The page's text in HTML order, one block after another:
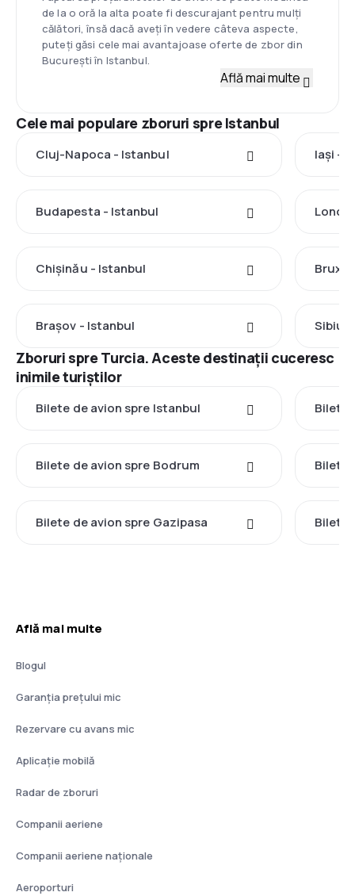
de la o oră la alta poate fi descurajant pentru mulți
călători, însă dacă aveți în vedere câteva aspecte,
puteți găsi cele mai avantajoase oferte de zbor din
București în Istanbul.
Află mai multe
Cele mai populare zboruri spre Istanbul
Cluj-Napoca - Istanbul Iași -
Budapesta - Istanbul
Chișinău - Istanbul
Brașov - Istanbul Sibiu
Zboruri spre Turcia. Aceste destinații cuceresc
inimile turiștilor
Bilete de avion spre Istanbul Bilete
Bilete de avion spre Bodrum Bilete
Bilete de avion spre Gazipasa Bilete
Află mai multe
Blogul
Garanția prețului mic
Rezervare cu avans mic
Aplicație mobilă
Radar de zboruri
Companii aeriene
Companii aeriene naţionale
Aeroporturi